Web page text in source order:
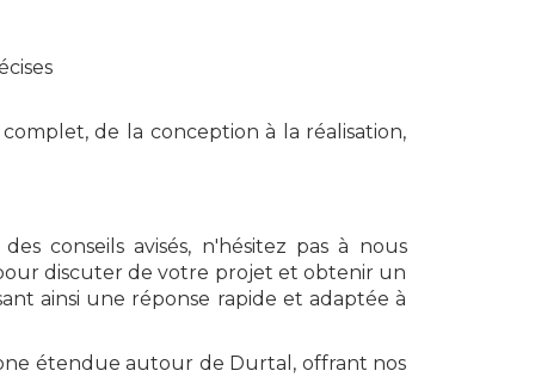
de la conception à la réalisation,
conseils avisés, n'hésitez pas à nous
discuter de votre projet et obtenir un
ainsi une réponse rapide et adaptée à
étendue autour de Durtal, offrant nos